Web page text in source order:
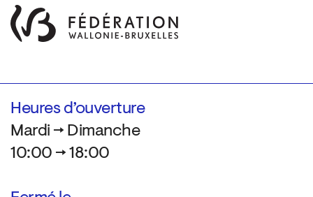
Heures d’ouverture
Mardi → Dimanche
10:00 → 18:00